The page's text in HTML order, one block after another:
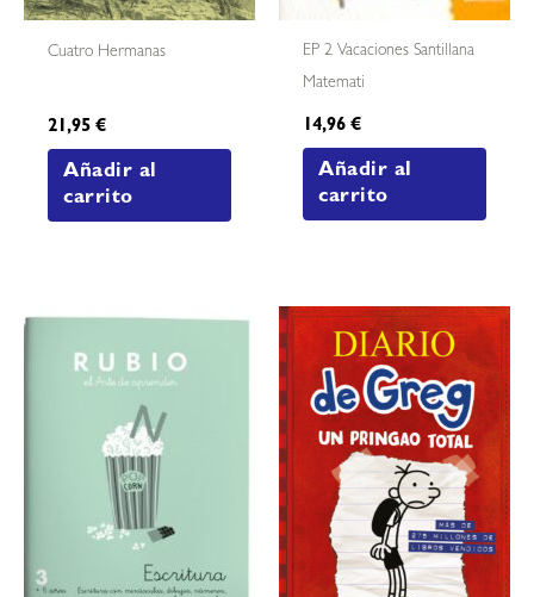
Cuatro Hermanas
21,95€
Añadir al
carrito
EP 2 Vacaciones Santillana
Matemati
14,96€
Añadir al
carrito